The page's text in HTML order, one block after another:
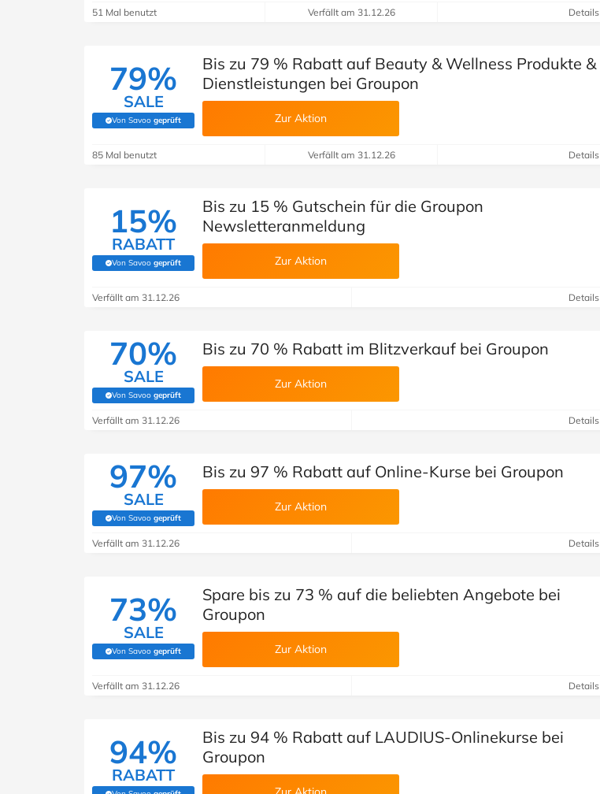
51 Mal benutzt Verfällt am 31.12.26 Details
79%
SALE
Von Savoo geprüft
(Von Savoo geprüft)
Bis zu 79 % Rabatt auf Beauty & Wellness Produkte &
Dienstleistungen bei Groupon
Zur Aktion
85 Mal benutzt Verfällt am 31.12.26 Details
15%
RABATT
Von Savoo geprüft
(Von Savoo geprüft)
Bis zu 15 % Gutschein für die Groupon
Newsletteranmeldung
Zur Aktion
Verfällt am 31.12.26 Details
70%
SALE
Von Savoo geprüft
(Von Savoo geprüft)
Bis zu 70 % Rabatt im Blitzverkauf bei Groupon
Zur Aktion
Verfällt am 31.12.26 Details
97%
SALE
Von Savoo geprüft
(Von Savoo geprüft)
Bis zu 97 % Rabatt auf Online-Kurse bei Groupon
Zur Aktion
Verfällt am 31.12.26 Details
73%
SALE
Von Savoo geprüft
(Von Savoo geprüft)
Spare bis zu 73 % auf die beliebten Angebote bei
Groupon
Zur Aktion
Verfällt am 31.12.26 Details
94%
RABATT
Bis zu 94 % Rabatt auf LAUDIUS-Onlinekurse bei
Groupon